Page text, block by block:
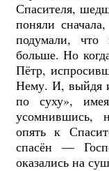
Спасителя,
поняли
подумали, что
больше. Но
Пётр,
Нему. И, выйдя
по суху»,
усомнившись,
опять к
спасён —
оказались на